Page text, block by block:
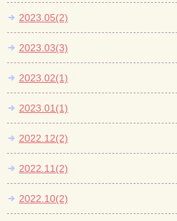
2023.05(2)
2023.03(3)
2023.02(1)
2023.01(1)
2022.12(2)
2022.11(2)
2022.10(2)